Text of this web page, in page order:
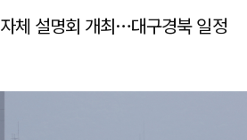
체 설명회 개최…대구경북 일정